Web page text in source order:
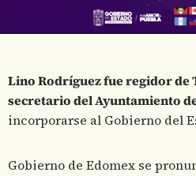
Lino Rodríguezfue regidor de
secretario del Ayuntamiento
incorporarse al Gobierno del
Gobierno de Edomex se